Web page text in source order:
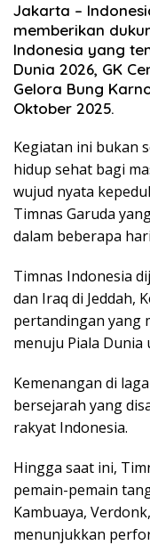
Jakarta –
memberikan
Indonesia yang
Dunia 2026, GK
Gelora Bung
Oktober 2025.
Kegiatan ini bukan
hidup sehat bagi
wujud nyata
Timnas Garuda
dalam beberapa
Timnas Indonesia
dan Iraq di Jeddah,
pertandingan yang
menuju Piala
Kemenangan di
bersejarah yang
rakyat Indonesia.
Hingga saat ini,
pemain-pemain
Kambuaya,
menunjukkan